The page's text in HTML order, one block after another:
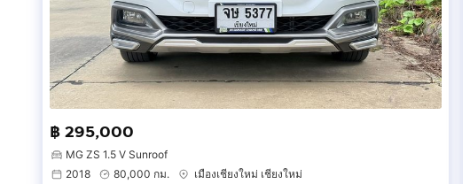
฿ 295,000
MG ZS 1.5 V Sunroof
2018
80,000 กม. เมืองเชียงใหม่ เชียงใหม่